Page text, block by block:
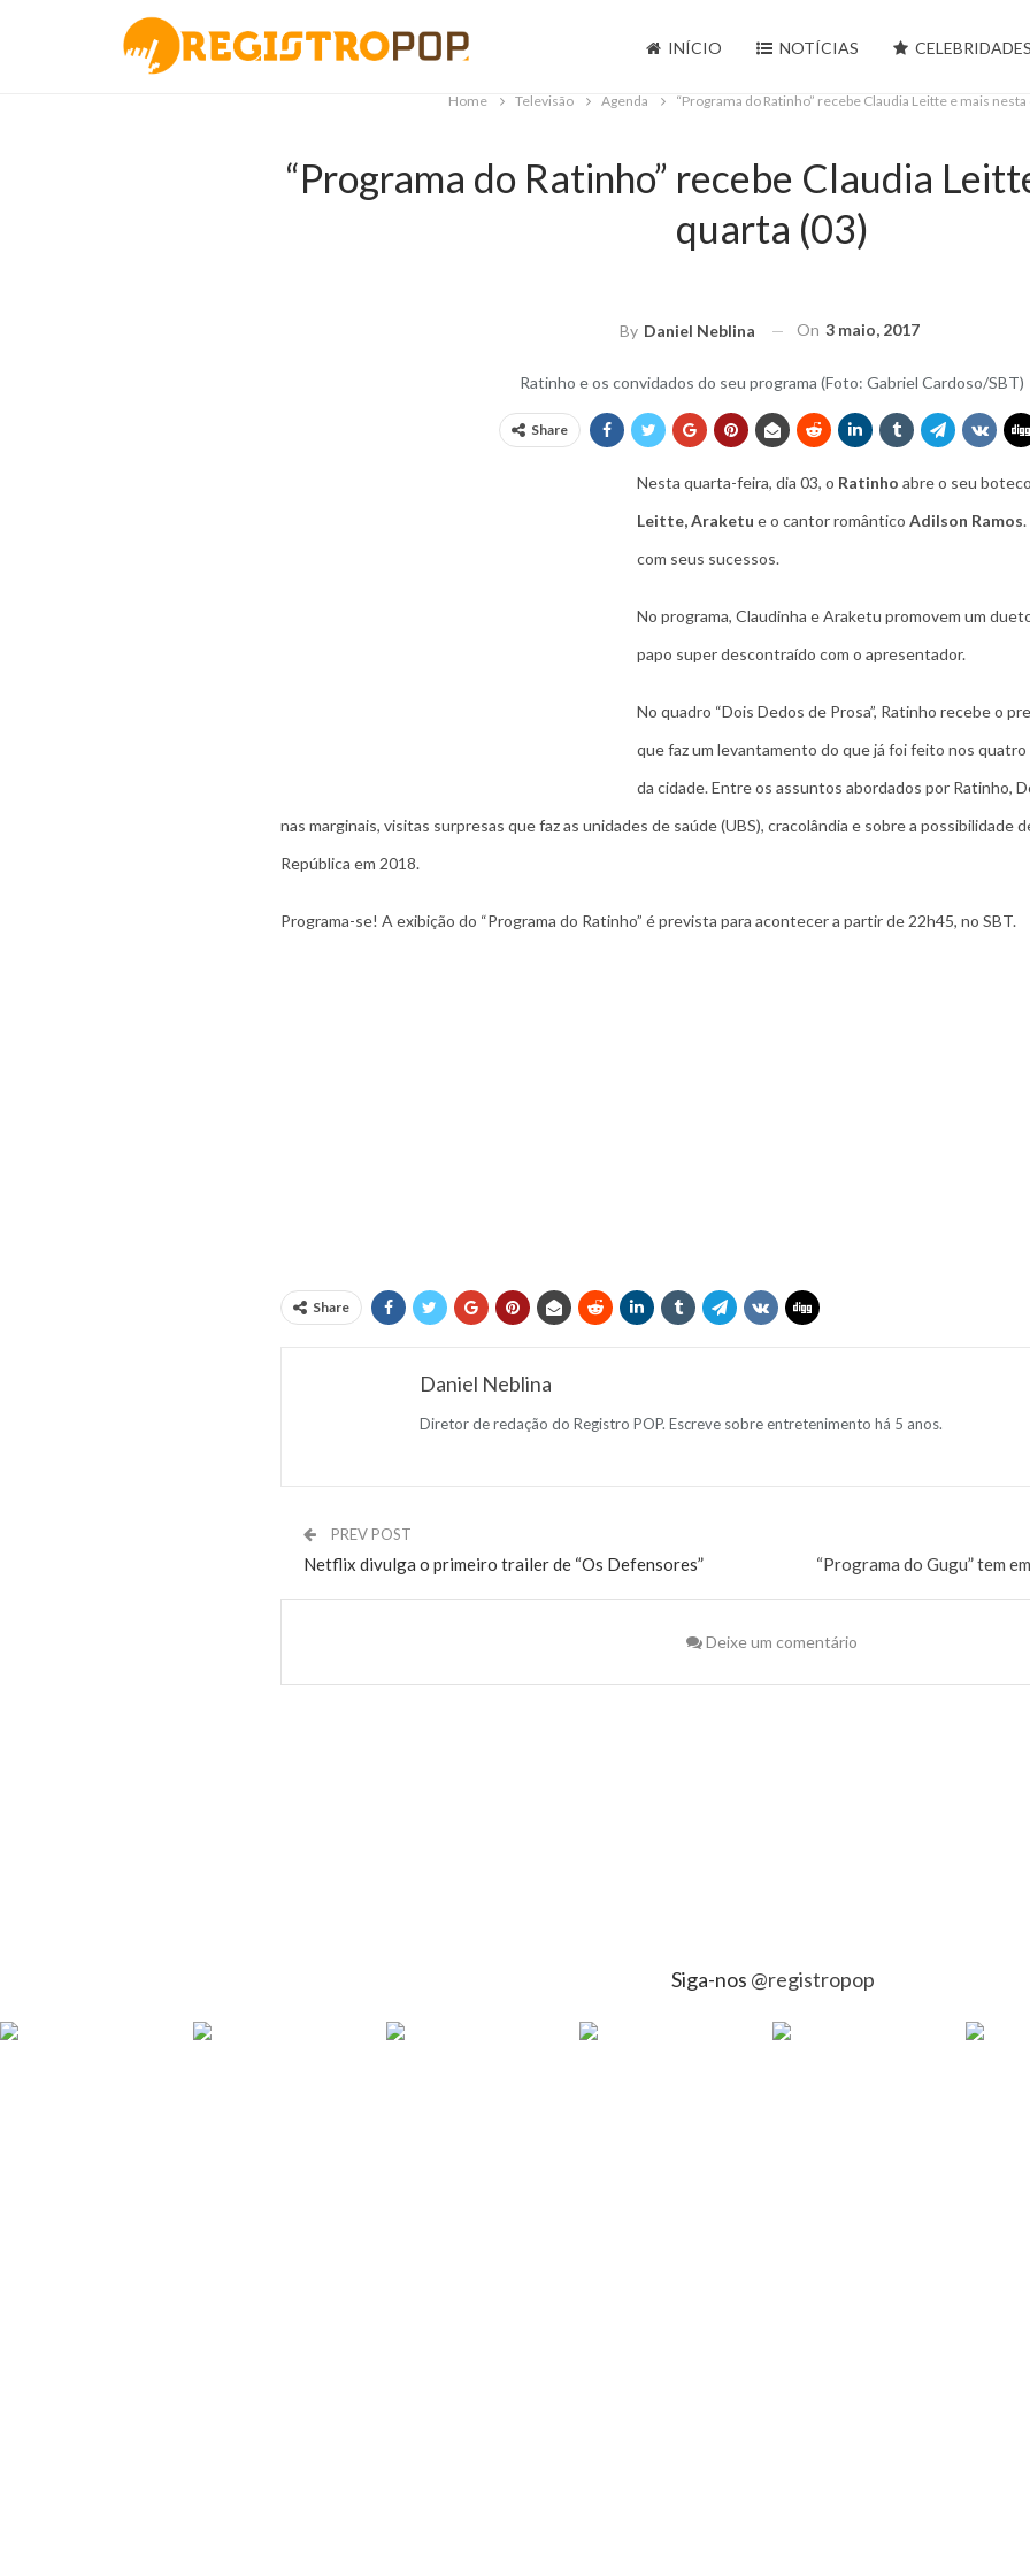
INÍCIO NOTÍCIAS CELEBRIDADES
Home Televisão Agenda “Programa do Ratinho” recebe Claudia Leitte e mais
“Programa do Ratinho” recebe Claudia
quarta (03)
By Daniel Neblina On 3 maio, 2017
Ratinho e os convidados do seu programa (Foto: Gabriel Cardoso/SBT)
Share
Nesta quarta-feira, dia 03, o Ratinho abre o seu
Leitte,Araketu e o cantor romântico Adilson Ramos
com seus sucessos.
No programa, Claudinha e Araketu promovem um
papo super descontraído com o apresentador.
No quadro “Dois Dedos de Prosa”, Ratinho recebe o
que faz um levantamento do que já foi feito nos
da cidade. Entre os assuntos abordados por Ratinho,
nas marginais, visitas surpresas que faz as unidades de saúde (UBS), cracolândia e sobre a possibilidade
República em 2018.
Programa-se! A exibição do “Programa do Ratinho” é prevista para acontecer a partir de 22h45, no SBT.
Share
Daniel Neblina
Diretor de redação do Registro POP. Escreve sobre entretenimento há 5 anos.
PREV POST
Netflix divulga o primeiro trailer de “Os Defensores” “Programa do Gugu” tem
Deixe um comentário
Siga-nos @registropop